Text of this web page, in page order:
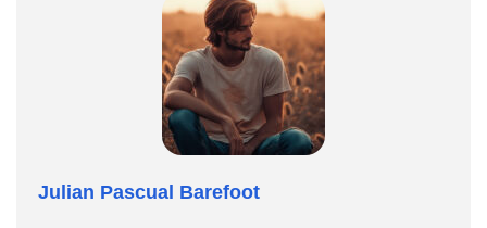
Julian Pascual Barefoot